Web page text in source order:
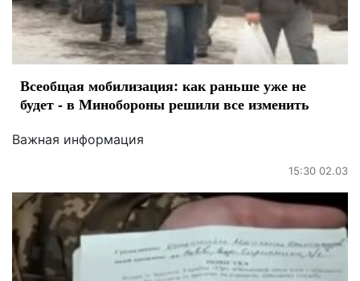
Всеобщая мобилизация: как раньше уже не
будет - в Минобороны решили все изменить
Важная информация
15:30 02.03